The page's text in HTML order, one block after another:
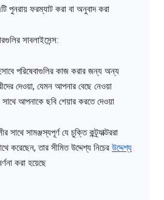
পুনরায় ফরম্যাট করা বা অনুবাদ করা
সাবলাইসেন্স:
পরিষেবাগুলির কাজ করার জন্য অন্য
দেওয়া, যেমন আপনার বেছে নেওয়া
আপনাকে ছবি শেয়ার করতে দেওয়া
সাথে সামঞ্জস্যপূর্ণ যে চুক্তি কন্ট্র্যাক্টররা
করেছেন, তার সীমিত উদ্দেশ্য নিচের উদ্দেশ্য
করা হয়েছে